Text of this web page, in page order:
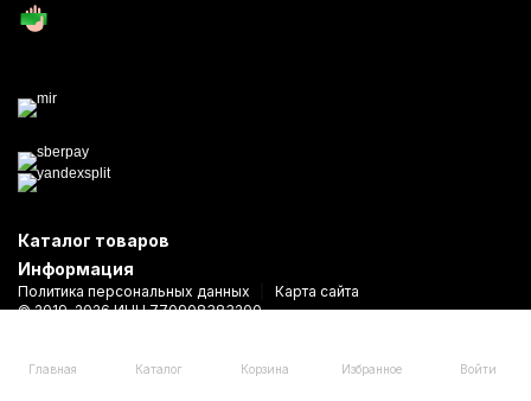
Главная Каталог Корзина Избранное Войти
Каталог товаров
Информация
Политика персональных данных
Карта сайта
© 2019-2026 ИНН 770908383200